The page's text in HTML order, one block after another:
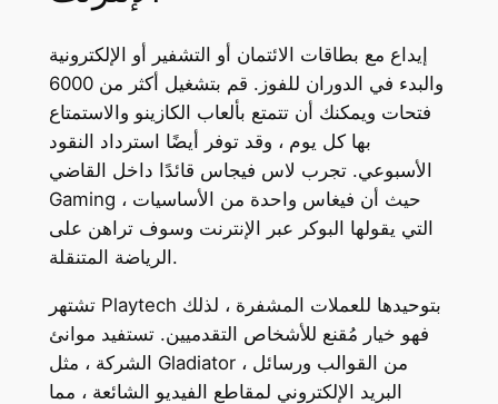
إيداع مع بطاقات الائتمان أو التشفير أو الإلكترونية
والبدء في الدوران للفوز. قم بتشغيل أكثر من 6000
فتحات ويمكنك أن تتمتع بألعاب الكازينو والاستمتاع
بها كل يوم ، وقد توفر أيضًا استرداد النقود
الأسبوعي. تجرب لاس فيجاس قائدًا داخل القاضي
Gaming ، حيث أن فيغاس واحدة من الأساسيات
التي يقولها البوكر عبر الإنترنت وسوف تراهن على
الرياضة المتنقلة.
تشتهر Playtech بتوحيدها للعملات المشفرة ، لذلك
فهو خيار مُقنع للأشخاص التقدميين. تستفيد موانئ
الشركة ، مثل Gladiator ، من القوالب ورسائل
البريد الإلكتروني لمقاطع الفيديو الشائعة ، مما